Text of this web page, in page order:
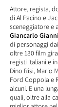
Attore, regista,
di Al Pacino e
sceneggiatore e
Giancarlo
di personaggi
oltre 130 film
registi italiani e
Dino Risi, Mario
Ford Coppola e
alcuni. E una
quali, oltre alla